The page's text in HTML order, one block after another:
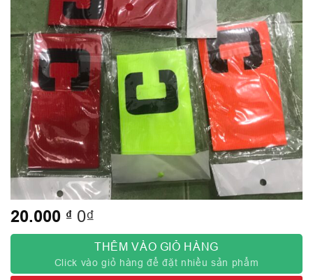
20.000 ₫ 0₫
THÊM VÀO GIỎ HÀNG
Click vào giỏ hàng để đặt nhiều sản phẩm